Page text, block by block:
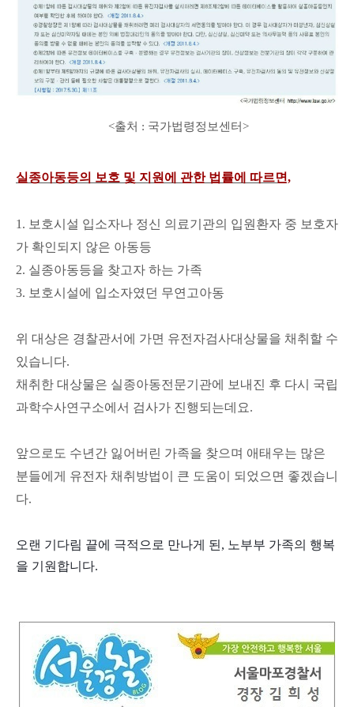
<출처 : 국가법령정보센터>
실종아동등의 보호 및 지원에 관한 법률에 따르면,
1. 보호시설 입소자나 정신 의료기관의 입원환자 중 보호자
가 확인되지 않은 아동등
2. 실종아동등을 찾고자 하는 가족
3. 보호시설에 입소자였던 무연고아동
위 대상은 경찰관서에 가면 유전자검사대상물을 채취할 수
있습니다.
채취한 대상물은 실종아동전문기관에 보내진 후 다시 국립
과학수사연구소에서 검사가 진행되는데요.
앞으로도 수년간 잃어버린 가족을 찾으며 애태우는 많은
분들에게 유전자 채취방법이 큰 도움이 되었으면 좋겠습니
다.
오랜 기다림 끝에 극적으로 만나게 된, 노부부 가족의 행복
을 기원합니다.